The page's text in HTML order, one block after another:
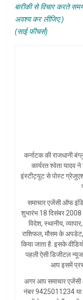
बारीकी से विचार करते
अवश्य कर लीजिए.)
(साई फीचर्स)
कर्नाटक की राजधानी
कार्यरत श्वेता यादव
इंस्टीट्यूट से पोस्ट
समाचार एजेंसी ऑफ
शुभारंभ 18 दिसंबर 2008
विदेश, स्थानीय,
राशिफल, मौसम के
किया जाता है. इसके
पहली ऐसी डिजीटल न्यूज
आप इसमें
अगर आप समाचार एजेंसी
नंबर 9425011234